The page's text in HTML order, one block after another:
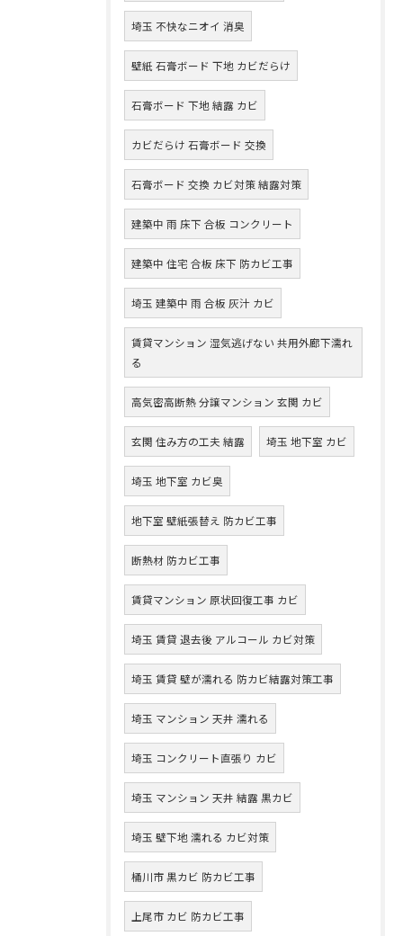
埼玉 不快なニオイ 消臭
壁紙 石膏ボード 下地 カビだらけ
石膏ボード 下地 結露 カビ
カビだらけ 石膏ボード 交換
石膏ボード 交換 カビ対策 結露対策
建築中 雨 床下 合板 コンクリート
建築中 住宅 合板 床下 防カビ工事
埼玉 建築中 雨 合板 灰汁 カビ
賃貸マンション 湿気逃げない 共用外廊下濡れ
る
高気密高断熱 分譲マンション 玄関 カビ
玄関 住み方の工夫 結露 埼玉 地下室 カビ
埼玉 地下室 カビ臭
地下室 壁紙張替え 防カビ工事
断熱材 防カビ工事
賃貸マンション 原状回復工事 カビ
埼玉 賃貸 退去後 アルコール カビ対策
埼玉 賃貸 壁が濡れる 防カビ結露対策工事
埼玉 マンション 天井 濡れる
埼玉 コンクリート直張り カビ
埼玉 マンション 天井 結露 黒カビ
埼玉 壁下地 濡れる カビ対策
桶川市 黒カビ 防カビ工事
上尾市 カビ 防カビ工事